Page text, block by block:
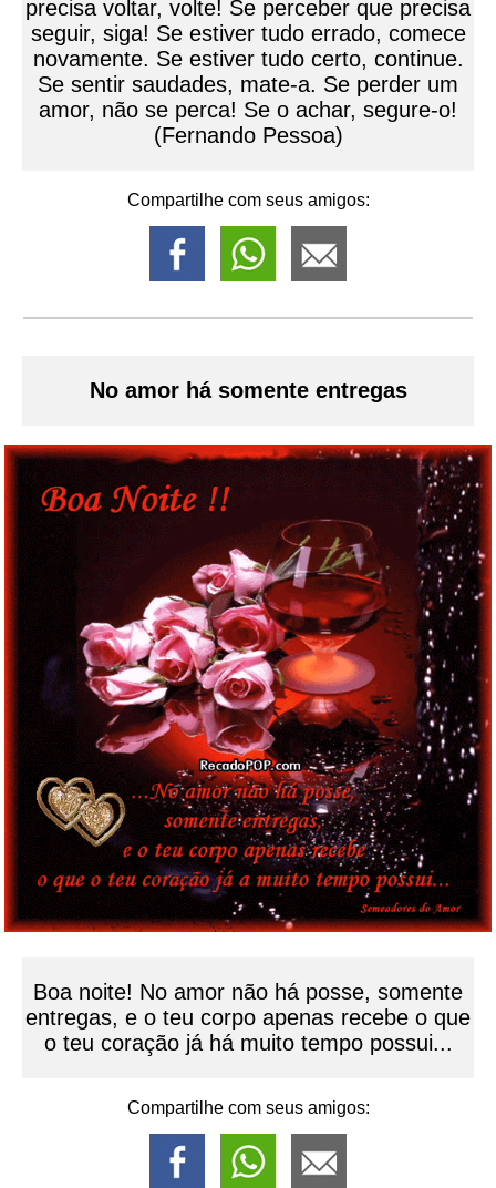
precisa voltar, volte! Se perceber que precisa
seguir, siga! Se estiver tudo errado, comece
novamente. Se estiver tudo certo, continue.
Se sentir saudades, mate-a. Se perder um
amor, não se perca! Se o achar, segure-o!
(Fernando Pessoa)
Compartilhe com seus amigos:
No amor há somente entregas
Boa noite! No amor não há posse, somente
entregas, e o teu corpo apenas recebe o que
o teu coração já há muito tempo possui...
Compartilhe com seus amigos: